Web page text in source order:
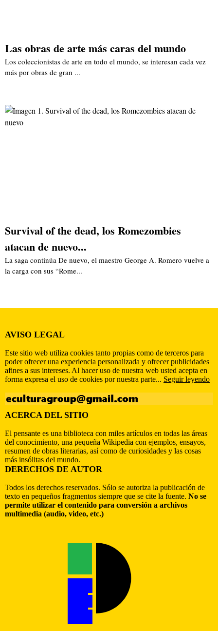
Las obras de arte más caras del mundo
Los coleccionistas de arte en todo el mundo, se interesan cada vez
más por obras de gran ...
Survival of the dead, los Romezombies
atacan de nuevo...
La saga continúa De nuevo, el maestro George A. Romero vuelve a
la carga con sus “Rome...
AVISO LEGAL
Este sitio web utiliza cookies tanto propias como de terceros para
poder ofrecer una experiencia personalizada y ofrecer publicidades
afines a sus intereses. Al hacer uso de nuestra web usted acepta en
forma expresa el uso de cookies por nuestra parte... Seguir leyendo
ACERCA DEL SITIO
El pensante es una biblioteca con miles artículos en todas las áreas
del conocimiento, una pequeña Wikipedia con ejemplos, ensayos,
resumen de obras literarias, así como de curiosidades y las cosas
más insólitas del mundo.
DERECHOS DE AUTOR
Todos los derechos reservados. Sólo se autoriza la publicación de
texto en pequeños fragmentos siempre que se cite la fuente. No se
permite utilizar el contenido para conversión a archivos
multimedia (audio, video, etc.)